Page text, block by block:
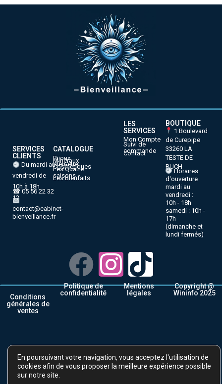
SERVICES
CLIENTS
Du mardi au
vendredi de
10h à 18h
☎ 05 56 22 32
12
contact@cabinet-
bienveillance.fr
CATALOGUE
Bijoux
Minéraux
Bien-être
Cosmétiques
Les Quatre
saisons
Les Bienfaits
LES
SERVICES
Mon Compte
Suivi de
commande
Contact
BOUTIQUE
1 Boulevard
de Curepipe
33260 LA
TESTE DE
BUCH
Horaires
d'ouverture
mardi au
vendredi :
10h - 18h
samedi : 10h -
17h
(dimanche et
lundi fermés)
Conditions
générales de
ventes
Politique de
confidentialité
Mentions
légales
Copyright @
Wininfo 2025
En poursuivant votre navigation, vous acceptez l'utilisation de
cookies afin de vous proposer la meilleure expérience possible
sur notre site.